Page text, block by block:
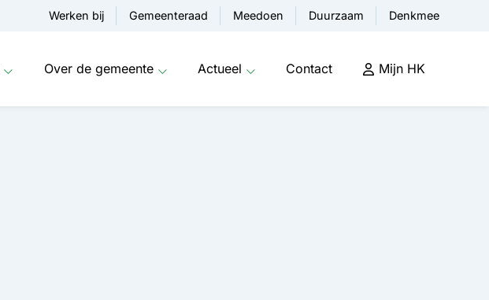
Werken bij Gemeenteraad Meedoen Duurzaam Denkmee
Over de gemeente Actueel Contact Mijn HK